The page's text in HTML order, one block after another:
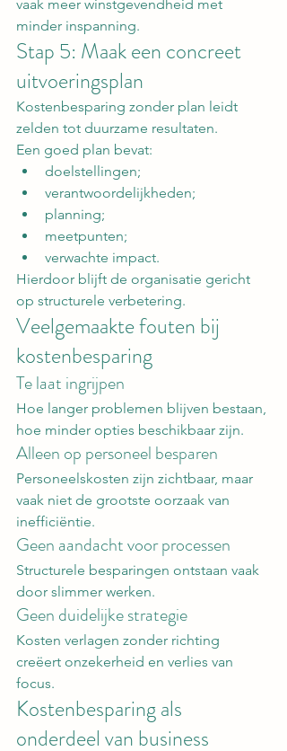
vaak meer winstgevendheid met
minder inspanning.
Stap 5: Maak een concreet
uitvoeringsplan
Kostenbesparing zonder plan leidt
zelden tot duurzame resultaten.
Een goed plan bevat:
doelstellingen;
verantwoordelijkheden;
planning;
meetpunten;
verwachte impact.
Hierdoor blijft de organisatie gericht
op structurele verbetering.
Veelgemaakte fouten bij
kostenbesparing
Te laat ingrijpen
Hoe langer problemen blijven bestaan,
hoe minder opties beschikbaar zijn.
Alleen op personeel besparen
Personeelskosten zijn zichtbaar, maar
vaak niet de grootste oorzaak van
inefficiëntie.
Geen aandacht voor processen
Structurele besparingen ontstaan vaak
door slimmer werken.
Geen duidelijke strategie
Kosten verlagen zonder richting
creëert onzekerheid en verlies van
focus.
Kostenbesparing als
onderdeel van business